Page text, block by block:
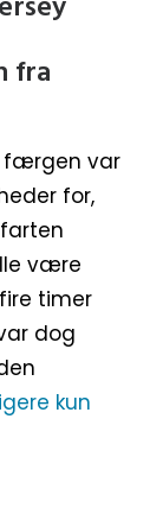
fra
færgen var
for,
være
timer
dog
kun